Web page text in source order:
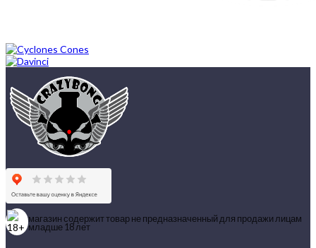
магазин содержит товар не предназначенный для продажи лицам
младше 18 лет